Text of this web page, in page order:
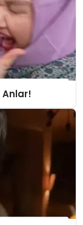
Anlar!